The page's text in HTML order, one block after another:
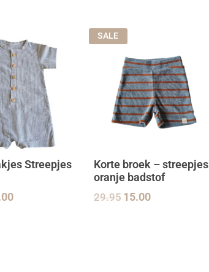
Streepjes
SALE
Korte broek – streepjes
oranje badstof
29.95 15.00